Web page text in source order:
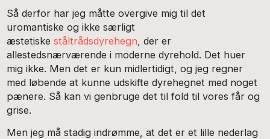
Så derfor har jeg måtte overgive mig til det
uromantiske og ikke særligt
æstetiskeståltrådsdyrehegn, der er
allestedsnærværende i moderne dyrehold. Det huer
mig ikke. Men det er kun midlertidigt, og jeg regner
med løbende at kunne udskifte dyrehegnet med noget
pænere. Så kan vi genbruge det til fold til vores får og
grise.
Men jeg må stadig indrømme, at det er et lille nederlag